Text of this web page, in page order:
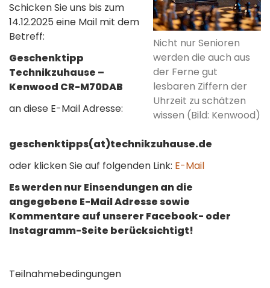
Nicht nur Senioren
werden die auch aus
der Ferne gut
lesbaren Ziffern der
Uhrzeit zu schätzen
wissen (Bild: Kenwood)
Schicken Sie uns bis zum
14.12.2025 eine Mail mit dem
Betreff:
Geschenktipp
Technikzuhause –
Kenwood CR-M70DAB
an diese E-Mail Adresse:
geschenktipps(at)technikzuhause.de
oder klicken Sie auf folgenden Link: E-Mail
Es werden nur Einsendungen an die
angegebene E-Mail Adresse sowie
Kommentare auf unserer Facebook- oder
Instagramm-Seite berücksichtigt!
Teilnahmebedingungen